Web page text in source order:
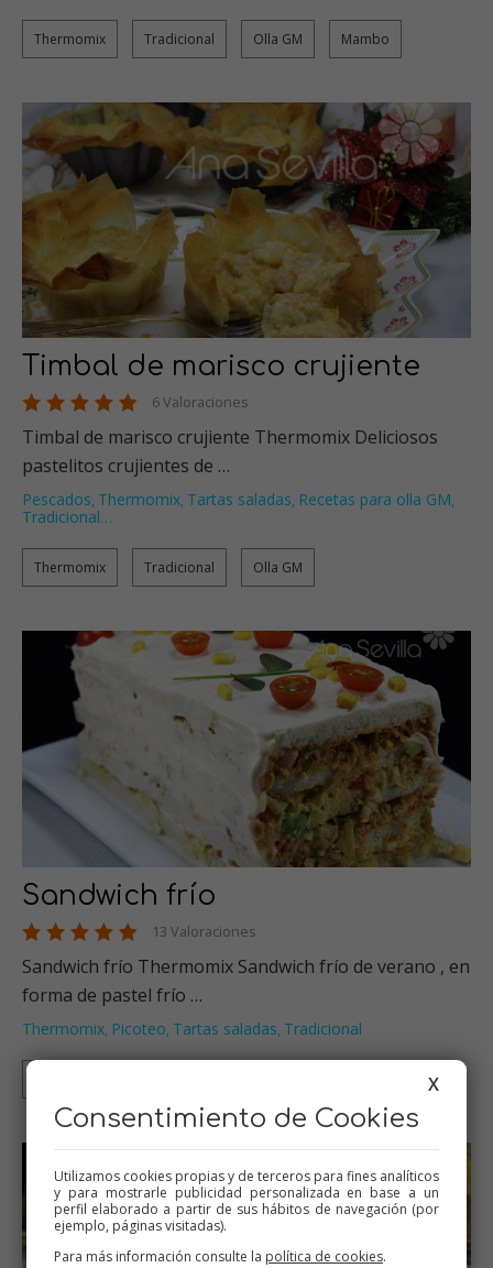
Thermomix Tradicional Olla GM Mambo
Timbal de marisco crujiente
6 Valoraciones
Timbal de marisco crujiente Thermomix Deliciosos
pastelitos crujientes de …
Pescados, Thermomix, Tartas saladas, Recetas para olla GM,
Tradicional…
Thermomix Tradicional Olla GM
Sandwich frío
13 Valoraciones
Sandwich frío Thermomix Sandwich frío de verano , en
forma de pastel frío …
Thermomix, Picoteo, Tartas saladas, Tradicional
X
Consentimiento de Cookies
Utilizamos cookies propias y de terceros para fines analíticos
y para mostrarle publicidad personalizada en base a un
perfil elaborado a partir de sus hábitos de navegación (por
ejemplo, páginas visitadas).
Para más información consulte la política de cookies.